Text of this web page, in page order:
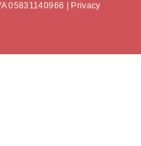
05831140966 |
Privacy